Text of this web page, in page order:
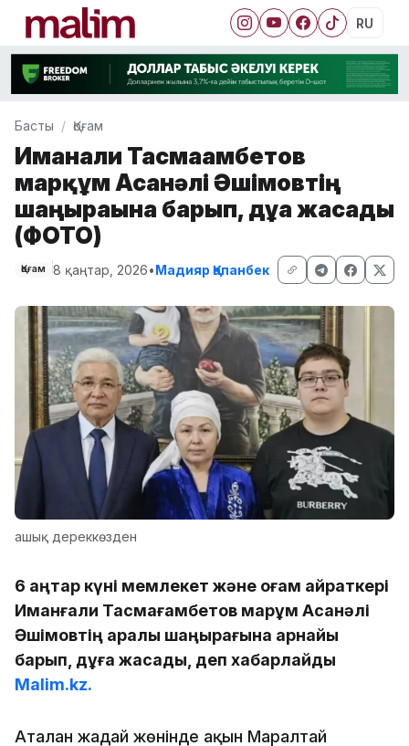
RU
Басты Қоғам
Иманғали Тасмағамбетов
марқұм Асанәлі Әшімовтің
шаңырағына барып, дұға жасады
(ФОТО)
Қоғам 8 қаңтар, 2026•Мадияр Қапанбек
ашық дереккөзден
6 қаңтар күні мемлекет және қоғам қайраткері
Иманғали Тасмағамбетов марқұм Асанәлі
Әшімовтің қаралы шаңырағына арнайы
барып, дұға жасады, деп хабарлайды
Malim.kz.
Аталған жағдай жөнінде ақын Маралтай